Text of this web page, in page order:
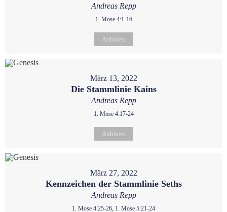
Andreas Repp
1. Mose 4:1-16
Anhören
März 13, 2022
Die Stammlinie Kains
Andreas Repp
1. Mose 4:17-24
Anhören
März 27, 2022
Kennzeichen der Stammlinie Seths
Andreas Repp
1. Mose 4:25-26, 1. Mose 5:21-24